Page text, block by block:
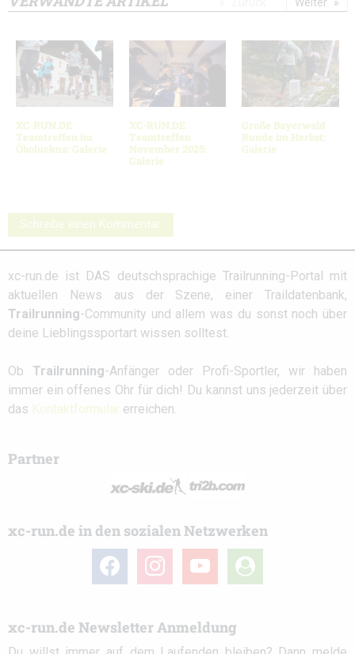
XC-RUN.DE
Teamtreffen im
Öboluckna: Galerie
XC-RUN.DE
Teamtreffen
November 2025:
Galerie
Große Bayerwald
Runde im Herbst:
Galerie
Schreibe einen Kommentar
xc-run.de ist DAS deutschsprachige Trailrunning-Portal mit
aktuellen News aus der Szene, einer Traildatenbank,
Trailrunning-Community und allem was du sonst noch über
deine Lieblingssportart wissen solltest.
Ob Trailrunning-Anfänger oder Profi-Sportler, wir haben
immer ein offenes Ohr für dich! Du kannst uns jederzeit über
das Kontaktformular erreichen.
Partner
xc-run.de in den sozialen Netzwerken
facebook instagramyoutube
user-
circle
xc-run.de Newsletter Anmeldung